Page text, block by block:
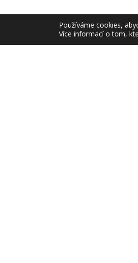
Používáme cookies,
Více informací o tom,